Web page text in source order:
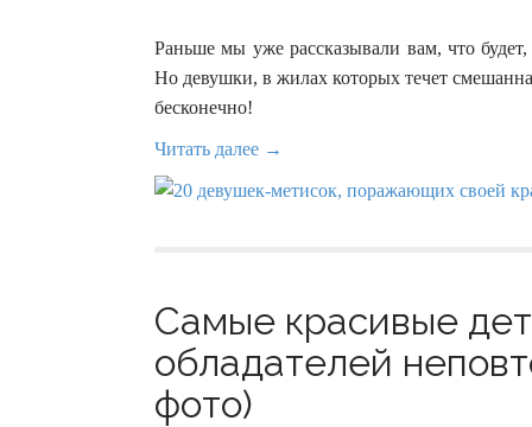
Раньше мы уже рассказывали вам, что
Но девушки, в жилах которых течет
бесконечно!
Читать далее →
Самые красивые
обладателей
фото)